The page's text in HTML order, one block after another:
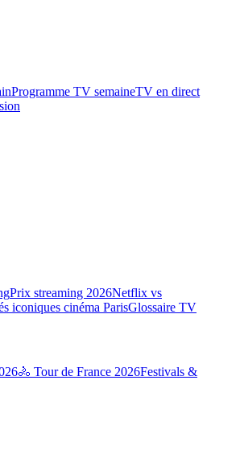
Programme TV semaineTV en direct
Prix streaming 2026Netflix vs
iconiques cinéma ParisGlossaire TV
🚴 Tour de France 2026Festivals &